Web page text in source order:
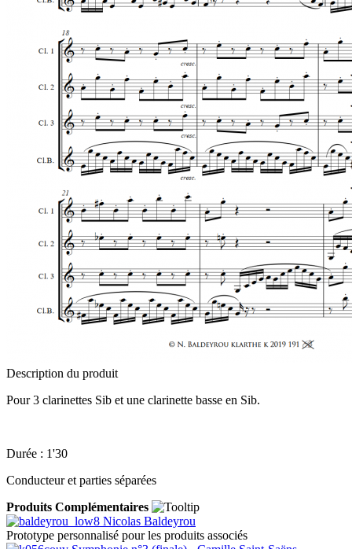
Description du produit
Pour 3 clarinettes Sib et une clarinette basse en Sib.
Durée : 1'30
Conducteur et parties séparées
Produits Complémentaires
Nicolas Baldeyrou
Prototype personnalisé pour les produits associés